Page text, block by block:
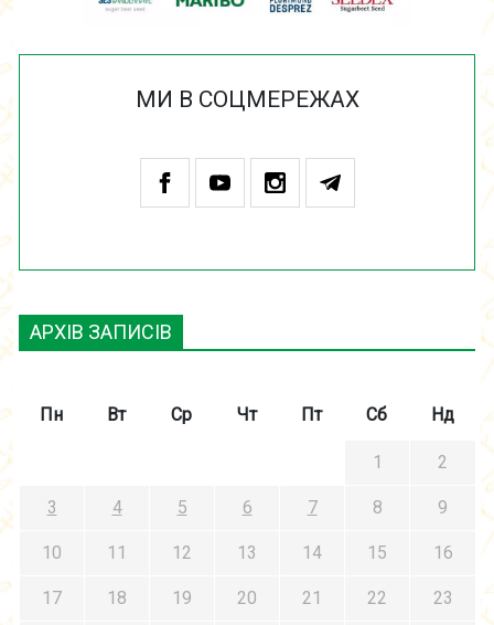
МИ В СОЦМЕРЕЖАХ
АРХІВ ЗАПИСІВ
Пн Вт Ср Чт Пт Сб Нд
1 2
3 4 5 6 7 8 9
10 11 12 13 14 15 16
17 18 19 20 21 22 23